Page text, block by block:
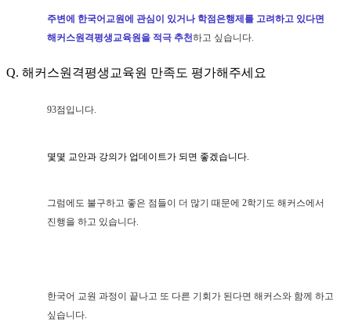
주변에 한국어교원에 관심이 있거나 학점은행제를 고려하고 있다면
해커스원격평생교육원을 적극 추천하고 싶습니다.
Q. 해커스원격평생교육원 만족도 평가해주세요
93점입니다.
몇몇 교안과 강의가 업데이트가 되면 좋겠습니다.
그럼에도 불구하고 좋은 점들이 더 많기 때문에 2학기도 해커스에서
진행을 하고 있습니다.
한국어 교원 과정이 끝나고 또 다른 기회가 된다면 해커스와 함께 하고
싶습니다.